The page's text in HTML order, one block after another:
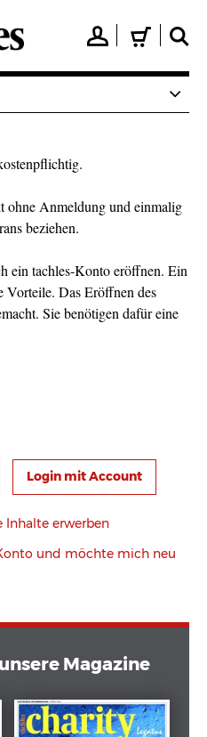
👤 🛒 🔍
ohne Anmeldung und einmalig
beziehen.
ein tachles-Konto eröffnen. Ein
Vorteile. Das Eröffnen des
Sie benötigen dafür eine
Login mit Account
Inhalte erwerben
und möchte mich neu
Magazine